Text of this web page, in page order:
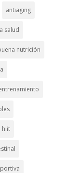
antiaging
salud
nutrición
hiit